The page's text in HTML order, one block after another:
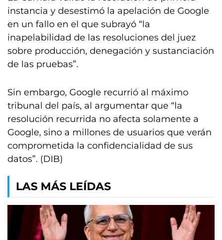
instancia y desestimó la apelación de Google
en un fallo en el que subrayó “la
inapelabilidad de las resoluciones del juez
sobre producción, denegación y sustanciación
de las pruebas”.
Sin embargo, Google recurrió al máximo
tribunal del país, al argumentar que “la
resolución recurrida no afecta solamente a
Google, sino a millones de usuarios que verán
comprometida la confidencialidad de sus
datos”. (DIB)
LAS MÁS LEÍDAS